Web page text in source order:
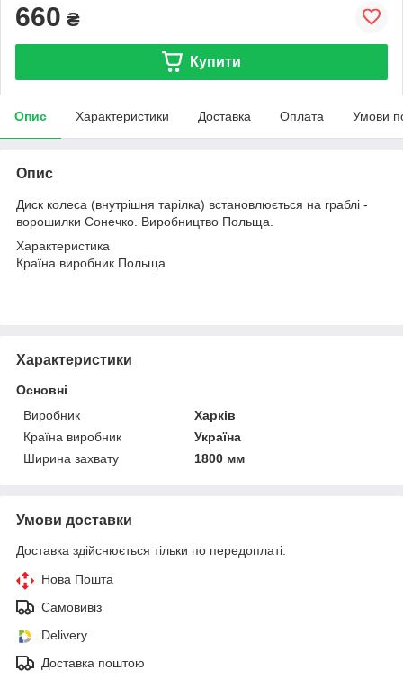
660 ₴
Купити
Опис Характеристики Доставка Оплата Умови
Опис
Диск колеса (внутрішня тарілка) встановлюється на граблі -
ворошилки Сонечко. Виробництво Польща.
Характеристика
Країна виробник Польща
Характеристики
Основні
Виробник
Харків
Країна виробник
Україна
Ширина захвату
1800 мм
Умови доставки
Доставка здійснюється тільки по передоплаті.
Нова Пошта
Самовивіз
Delivery
Доставка поштою